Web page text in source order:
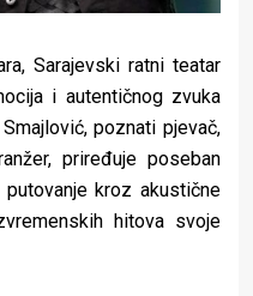
Sarajevski ratni teatar
i autentičnog zvuka
poznati pjevač,
priređuje poseban
kroz akustične
hitova svoje